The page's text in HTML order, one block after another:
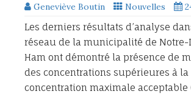
Geneviève Boutin Nouvelles
Les derniers résultats d’analyse
réseau de la municipalité de
Ham ont démontré la présence de
des concentrations supérieures à la
concentration maximale acceptable